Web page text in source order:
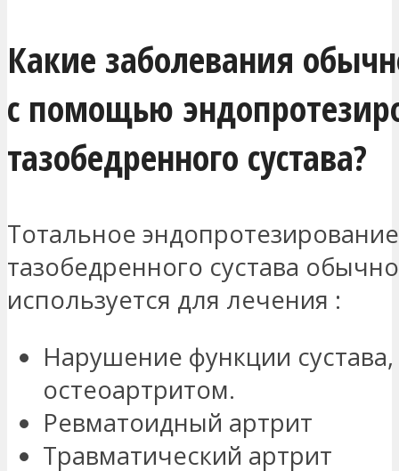
Какие заболевания
с помощью
тазобедренного сустава?
Тотальное эндопротезирование
тазобедренного сустава обычно
используется для лечения :
Нарушение функции
остеоартритом.
Ревматоидный артрит
Травматический артрит